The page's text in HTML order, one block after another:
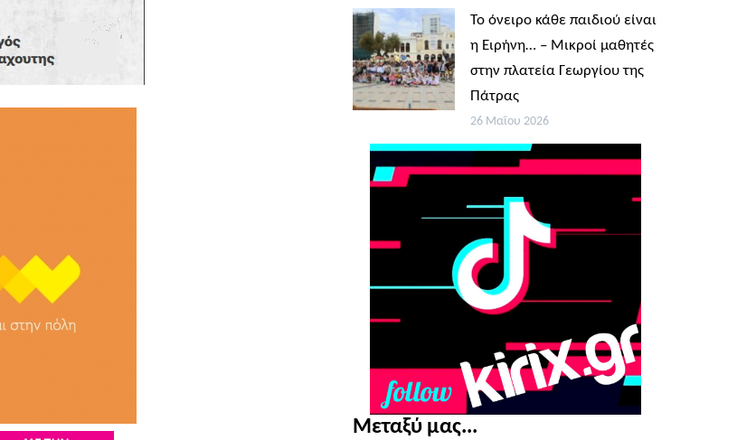
Το όνειρο κάθε παιδιού είναι
η Ειρήνη… – Μικροί μαθητές
στην πλατεία Γεωργίου της
Πάτρας
26 Μαΐου 2026
Μεταξύ μας...